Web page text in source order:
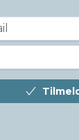
Tilmeld